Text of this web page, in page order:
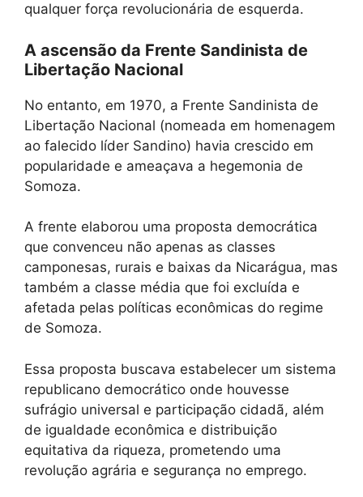
qualquer força revolucionária de esquerda.
A ascensão da Frente Sandinista de
Libertação Nacional
No entanto, em 1970, a Frente Sandinista de
Libertação Nacional (nomeada em homenagem
ao falecido líder Sandino) havia crescido em
popularidade e ameaçava a hegemonia de
Somoza.
A frente elaborou uma proposta democrática
que convenceu não apenas as classes
camponesas, rurais e baixas da Nicarágua, mas
também a classe média que foi excluída e
afetada pelas políticas econômicas do regime
de Somoza.
Essa proposta buscava estabelecer um sistema
republicano democrático onde houvesse
sufrágio universal e participação cidadã, além
de igualdade econômica e distribuição
equitativa da riqueza, prometendo uma
revolução agrária e segurança no emprego.